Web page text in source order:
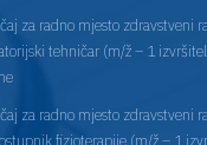
za radno mjesto zdravstveni
tehničar (m/ž – 1
za radno mjesto zdravstveni
fizioterapije (m/ž – 1